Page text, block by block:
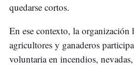
quedarse cortos.
En ese contexto, la organización
agricultores y ganaderos
voluntaria en incendios,